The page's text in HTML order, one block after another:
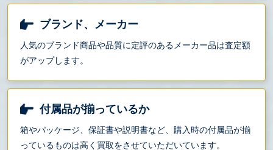
ブランド、メーカー
人気のブランド商品や品質に定評のあるメーカー品は査定額
がアップします。
付属品が揃っているか
箱やパッケージ、保証書や説明書など、購入時の付属品が揃
っているものは高く買取をさせていただいています。